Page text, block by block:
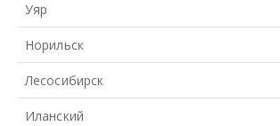
Уяр
Норильск
Лесосибирск
Иланский